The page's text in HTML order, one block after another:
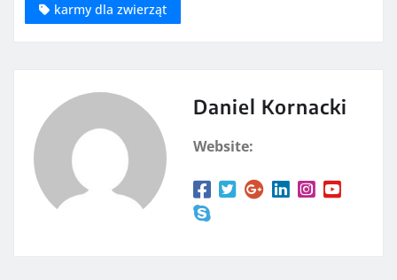
karmy dla zwierząt
Daniel Kornacki
Website: